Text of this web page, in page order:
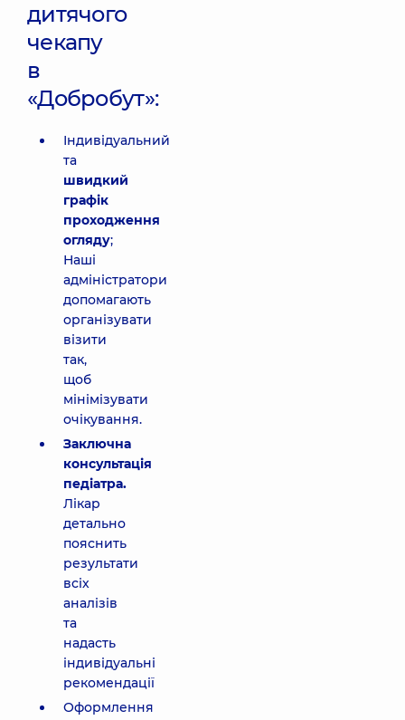
дитячого
чекапу
в
«Добробут»:
Індивідуальний
та
швидкий
графік
проходження
огляду;
Наші
адміністратори
допомагають
організувати
візити
так,
щоб
мінімізувати
очікування.
Заключна
консультація
педіатра.
Лікар
детально
пояснить
результати
всіх
аналізів
та
надасть
індивідуальні
рекомендації
Оформлення